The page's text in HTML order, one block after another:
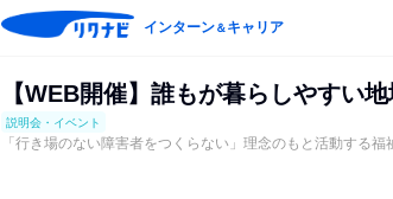
インターン＆キャリア
【WEB開催】誰もが暮らしやすい
説明会・イベント
「行き場のない障害者をつくらない」理念のもと活動する福